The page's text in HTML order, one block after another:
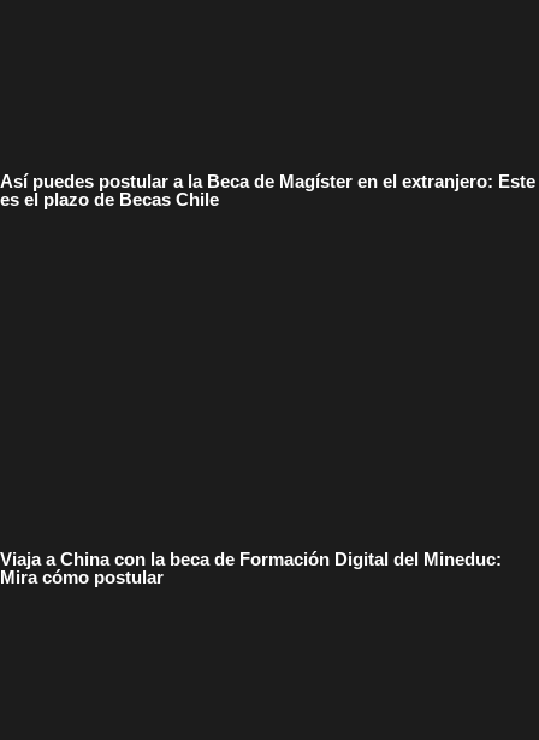
Así puedes postular a la Beca de Magíster en el extranjero: Este
es el plazo de Becas Chile
Viaja a China con la beca de Formación Digital del Mineduc:
Mira cómo postular